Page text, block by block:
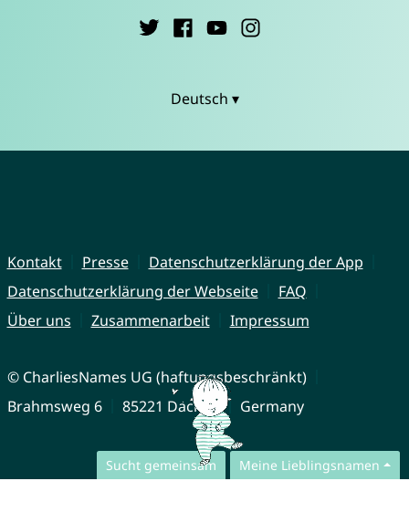
Sucht gemeinsam Meine Lieblingsnamen
Deutsch ▾
Kontakt Presse
Datenschutzerklärung der App
Datenschutzerklärung der Webseite
FAQ
Über uns
Zusammenarbeit Impressum
© CharliesNames UG (haftungsbeschränkt)
Brahmsweg 6
85221 Dachau Germany